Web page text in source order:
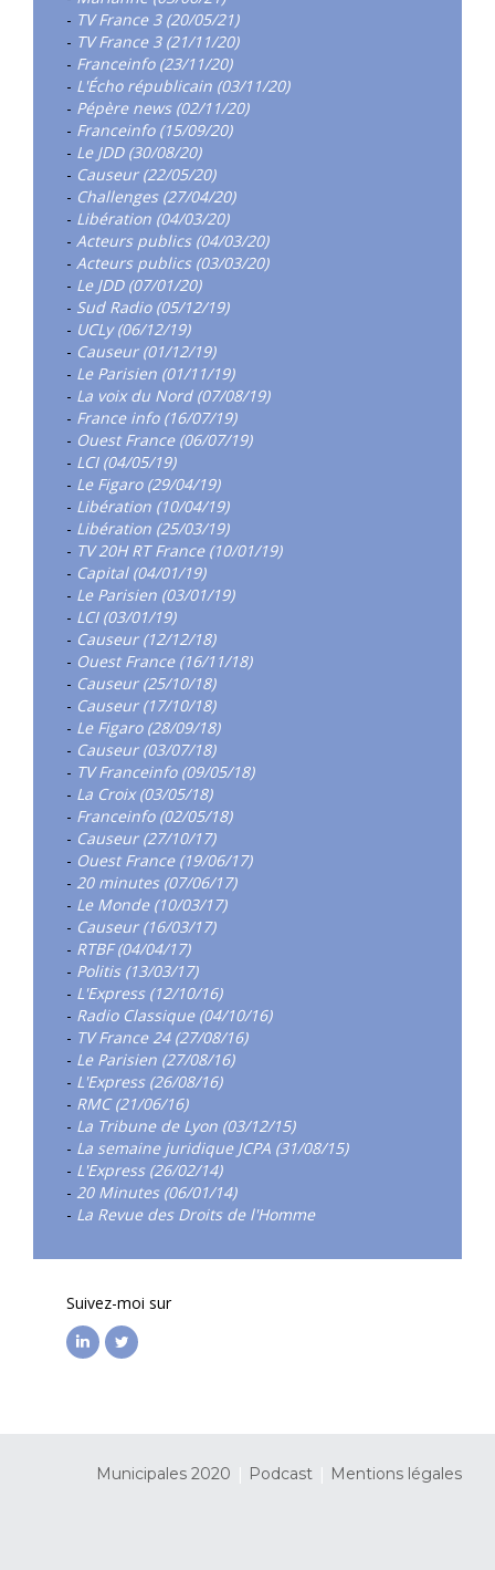
- TV France 3 (20/05/21)
- TV France 3 (21/11/20)
- Franceinfo (23/11/20)
- L'Écho républicain (03/11/20)
- Pépère news (02/11/20)
- Franceinfo (15/09/20)
- Le JDD (30/08/20)
- Causeur (22/05/20)
- Challenges (27/04/20)
- Libération (04/03/20)
- Acteurs publics (04/03/20)
- Acteurs publics (03/03/20)
- Le JDD (07/01/20)
- Sud Radio (05/12/19)
- UCLy (06/12/19)
- Causeur (01/12/19)
- Le Parisien (01/11/19)
- La voix du Nord (07/08/19)
- France info (16/07/19)
- Ouest France (06/07/19)
- LCI (04/05/19)
- Le Figaro (29/04/19)
- Libération (10/04/19)
- Libération (25/03/19)
- TV 20H RT France (10/01/19)
- Capital (04/01/19)
- Le Parisien (03/01/19)
- LCI (03/01/19)
- Causeur (12/12/18)
- Ouest France (16/11/18)
- Causeur (25/10/18)
- Causeur (17/10/18)
- Le Figaro (28/09/18)
- Causeur (03/07/18)
- TV Franceinfo (09/05/18)
- La Croix (03/05/18)
- Franceinfo (02/05/18)
- Causeur (27/10/17)
- Ouest France (19/06/17)
- 20 minutes (07/06/17)
- Le Monde (10/03/17)
- Causeur (16/03/17)
- RTBF (04/04/17)
- Politis (13/03/17)
- L'Express (12/10/16)
- Radio Classique (04/10/16)
- TV France 24 (27/08/16)
- Le Parisien (27/08/16)
- L'Express (26/08/16)
- RMC (21/06/16)
- La Tribune de Lyon (03/12/15)
- La semaine juridique JCPA (31/08/15)
- L'Express (26/02/14)
- 20 Minutes (06/01/14)
- La Revue des Droits de l'Homme
Suivez-moi sur
Municipales 2020 Podcast Mentions légales